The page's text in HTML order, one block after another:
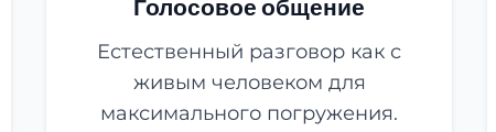
Голосовое общение
Естественный разговор как с
живым человеком для
максимального погружения.